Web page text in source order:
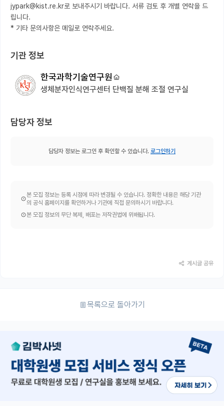
jypark@kist.re.kr로 보내주시기 바랍니다. 서류 검토 후 개별 연락을 드
립니다.
기관 정보
한국과학기술연구원
생체분자인식연구센터 단백질 분해 조절 연구실
담당자 정보
담당자 정보는 로그인 후 확인할 수 있습니다. 로그인하기
본 모집 정보는 등록 시점에 따라 변경될 수 있습니다. 정확한 내용은 해당 기관
의 공식 홈페이지를 확인하거나 기관에 직접 문의하시기 바랍니다.
본 모집 정보의 무단 복제, 배포는 저작권법에 위배됩니다.
게시글 공유
목록으로 돌아가기